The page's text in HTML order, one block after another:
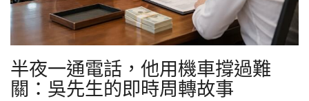
半夜一通電話，他用機車撐過難
關：吳先生的即時周轉故事